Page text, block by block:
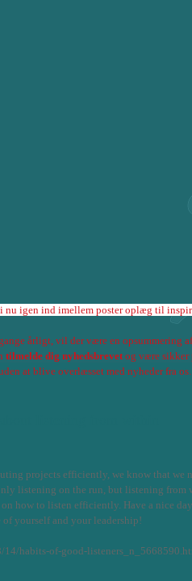
nu igen ind imellem poster oplæg til
årligt, vil der være en opsummering
tilmelde dig nyhedsbrevetog være sikker
at blive overlæsset med nyheder fra os.
projects efficiently, we know that we
listening on the run, but listening from
how to listen efficiently. Have a nice
yourself and your leadership!
habits-of-good-